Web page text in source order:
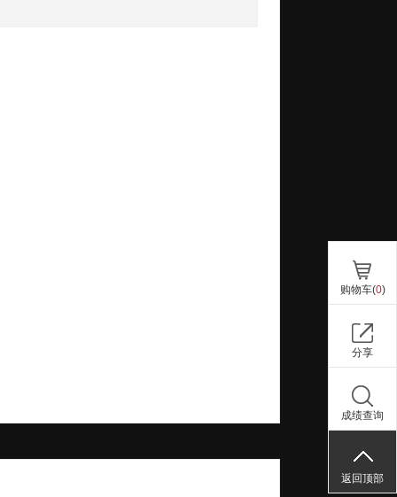
购物车(0)
分享
成绩查询
返回顶部